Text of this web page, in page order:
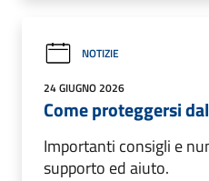
NOTIZIE
24 GIUGNO 2026
Come proteggersi
Importanti consigli e
supporto ed aiuto.